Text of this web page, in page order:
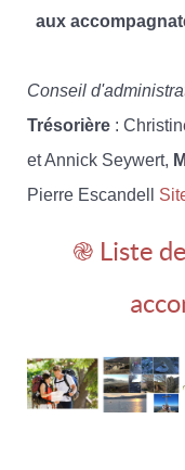
aux
Conseil
Trésorière :
et Annick Seywert,
Pierre Escandell
֎ Liste